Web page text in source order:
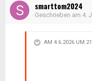
smarttom2024
Geschrieben am 4.
AM 4.6.2026 UM